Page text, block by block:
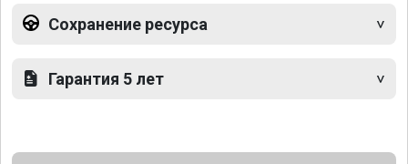
Сохранение ресурса
Гарантия 5 лет